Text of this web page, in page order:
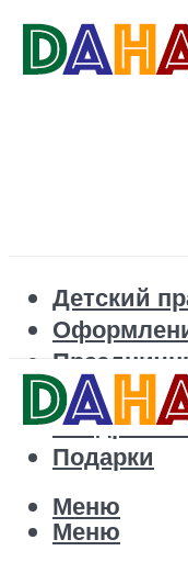
Детский
Подарки
Меню
Меню